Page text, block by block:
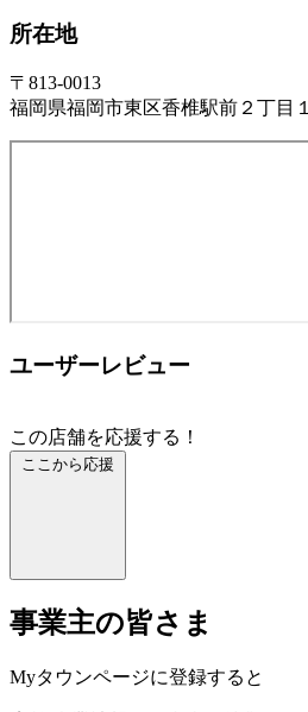
所在地
〒813-0013
福岡県福岡市東区香椎駅前２丁目
ユーザーレビュー
この店舗を応援する！
ここから応援
事業主の皆さま
Myタウンページに登録すると